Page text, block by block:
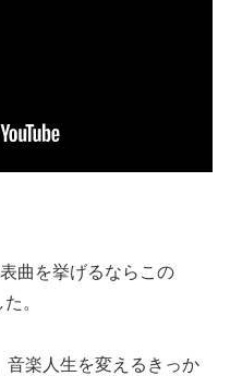
曲を挙げるならこの
。
音楽人生を変えるきっか